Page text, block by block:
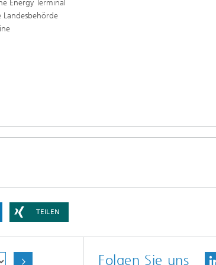
Energy Terminal
Landesbehörde
TEILEN
Folgen Sie uns